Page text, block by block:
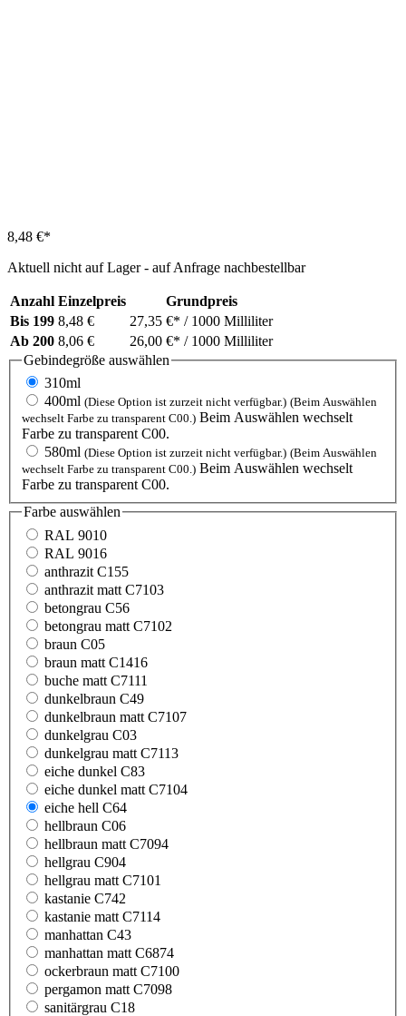
8,48 €*
Aktuell nicht auf Lager - auf Anfrage nachbestellbar
Anzahl Einzelpreis
Grundpreis
Bis 199 8,48 € 27,35 €* / 1000 Milliliter
Ab 200 8,06 € 26,00 €* / 1000 Milliliter
Gebindegröße auswählen
310ml
400ml (Diese Option ist zurzeit nicht verfügbar.) (Beim Auswählen
wechselt Farbe zu transparent C00.) Beim Auswählen wechselt
Farbe zu transparent C00.
580ml (Diese Option ist zurzeit nicht verfügbar.) (Beim Auswählen
wechselt Farbe zu transparent C00.) Beim Auswählen wechselt
Farbe zu transparent C00.
Farbe auswählen
RAL 9010
RAL 9016
anthrazit C155
anthrazit matt C7103
betongrau C56
betongrau matt C7102
braun C05
braun matt C1416
buche matt C7111
dunkelbraun C49
dunkelbraun matt C7107
dunkelgrau C03
dunkelgrau matt C7113
eiche dunkel C83
eiche dunkel matt C7104
eiche hell C64
hellbraun C06
hellbraun matt C7094
hellgrau C904
hellgrau matt C7101
kastanie C742
kastanie matt C7114
manhattan C43
manhattan matt C6874
ockerbraun matt C7100
pergamon matt C7098
sanitärgrau C18